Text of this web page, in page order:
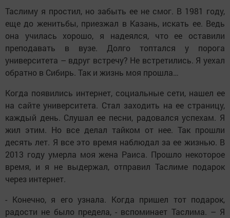
Таслиму я простил, но забыть ее не смог. В 1981 году,
еще до женитьбы, приезжал в Казань, искать ее. Ведь
она училась хорошо, я надеялся, что ее оставили
преподавать в вузе. Долго топтался у порога
университета – вдруг встречу? Не встретились. Я уехал
обратно в Сибирь. Так и жизнь моя прошла…
Когда появились интернет, социальные сети, нашел ее
на сайте университета. Стал заходить на ее страницу,
каждый день. Слушал ее песни, радовался успехам. Я
жил этим. Но все делал тайком от нее. Так прошли
десять лет. Я все это время наблюдал за ее жизнью. В
2013 году умерла моя жена Раиса. Прошло некоторое
время, и я не выдержал, отправил Таслиме подарок
через интернет.
- Конечно, я его узнала. Когда пришел тот подарок,
радости не было предела, - вспоминает Таслима. – Я